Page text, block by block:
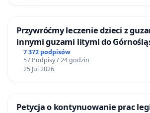
Przywróćmy leczenie dzieci z
innymi guzami litymi do
Centrum Zdrowia Dziecka w
7 372 podpisów
57 Podpisy / 24 godzin
25 Jul 2026
Petycja o kontynuowanie prac